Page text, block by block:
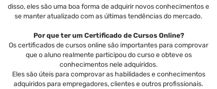
disso, eles são uma boa forma de adquirir novos conhecimentos e
se manter atualizado com as últimas tendências do mercado.
Por que ter um Certificado de Cursos Online?
Os certificados de cursos online são importantes para comprovar
que o aluno realmente participou do curso e obteve os
conhecimentos nele adquiridos.
Eles são úteis para comprovar as habilidades e conhecimentos
adquiridos para empregadores, clientes e outros profissionais.